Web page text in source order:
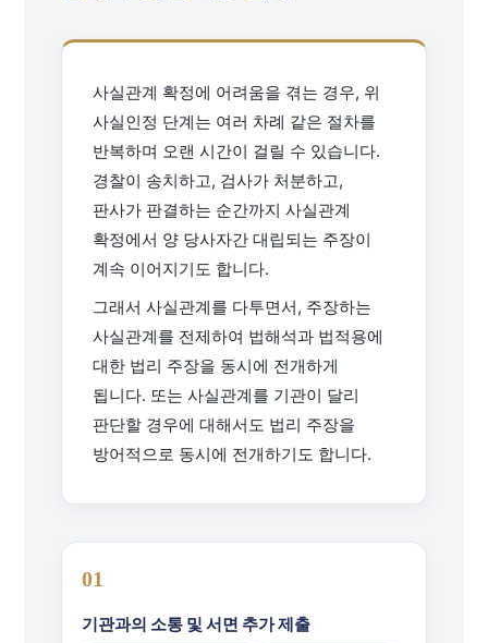
사실관계 확정에 어려움을 겪는 경우, 위
사실인정 단계는 여러 차례 같은 절차를
반복하며 오랜 시간이 걸릴 수 있습니다.
경찰이 송치하고, 검사가 처분하고,
판사가 판결하는 순간까지 사실관계
확정에서 양 당사자간 대립되는 주장이
계속 이어지기도 합니다.
그래서 사실관계를 다투면서, 주장하는
사실관계를 전제하여 법해석과 법적용에
대한 법리 주장을 동시에 전개하게
됩니다. 또는 사실관계를 기관이 달리
판단할 경우에 대해서도 법리 주장을
방어적으로 동시에 전개하기도 합니다.
01
기관과의 소통 및 서면 추가 제출